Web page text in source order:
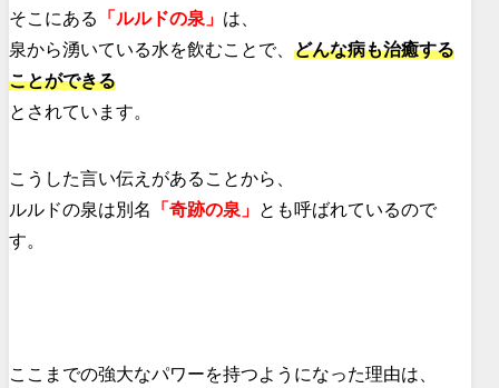
そこにある 「ルルドの泉」 は、
泉から湧いている水を飲むことで、 どんな病も治癒する
ことができる
とされています。
こうした言い伝えがあることから、
ルルドの泉は別名
「奇跡の泉」 とも呼ばれているので
す。
ここまでの強大なパワーを持つようになった理由は、